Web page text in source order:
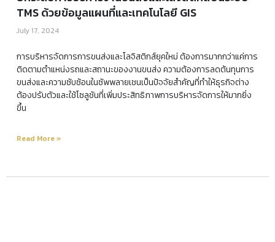
TMS ด้วยข้อมูลแผนที่และเทคโนโลยี GIS
July 17, 2024
การบริหารจัดการการขนส่งและโลจิสติกส์ยุคใหม่ ต้องการมากกว่าแค่การ
ติดตามตำแหน่งรถและสถานะของงานขนส่ง ความต้องการลดต้นทุนการ
ขนส่งและความซับซ้อนในซัพพลายเชนเป็นปัจจัยสำคัญที่ทำให้ธุรกิจต่าง
ต้องปรับตัวและใช้โซลูชันที่เพิ่มประสิทธิภาพการบริหารจัดการให้มากยิ่ง
ขึ้น
Read More »